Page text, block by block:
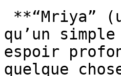
qu’un
espoir
quelque